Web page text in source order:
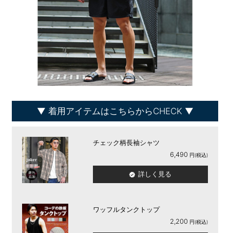
着用アイテムはこちらからCHECK
チェック柄長袖シャツ
6,490
詳しく見る
ワッフルタンクトップ
2,200